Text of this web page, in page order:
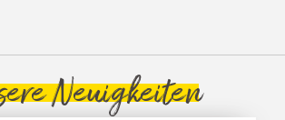
Neuigkeiten